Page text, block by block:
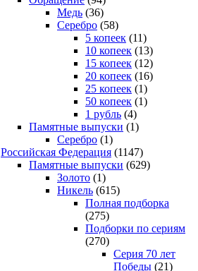
Медь (36)
Серебро (58)
5 копеек (11)
10 копеек (13)
15 копеек (12)
20 копеек (16)
25 копеек (1)
50 копеек (1)
1 рубль (4)
Памятные выпуски (1)
Серебро (1)
Российская Федерация (1147)
Памятные выпуски (629)
Золото (1)
Никель (615)
Полная подборка
(275)
Подборки по сериям
(270)
Серия 70 лет
Победы (21)